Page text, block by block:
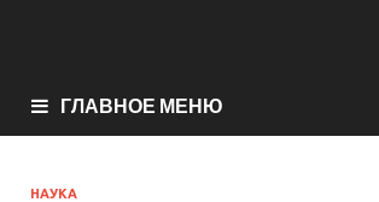
ГЛАВНОЕ МЕНЮ
НАУКА